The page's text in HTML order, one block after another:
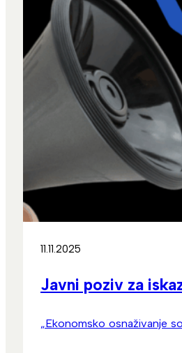
11.11.2025
Javni poziv za
„Ekonomsko osnaživanje